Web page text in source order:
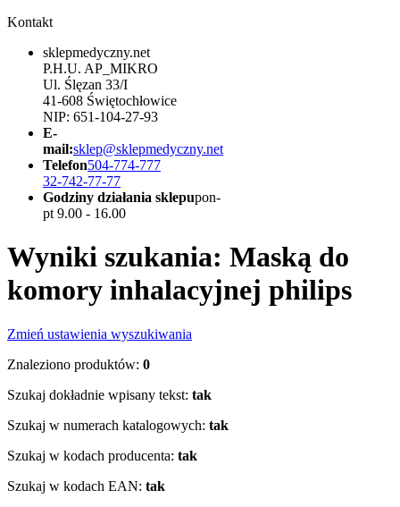
Kontakt
sklepmedyczny.net
P.H.U. AP_MIKRO
Ul. Ślęzan 33/I
41-608 Świętochłowice
NIP: 651-104-27-93
E-
mail:sklep@sklepmedyczny.net
Telefon504-774-777
32-742-77-77
Godziny działania sklepupon-
pt 9.00 - 16.00
Wyniki szukania: Maską do
komory inhalacyjnej philips
Zmień ustawienia wyszukiwania
Znaleziono produktów: 0
Szukaj dokładnie wpisany tekst: tak
Szukaj w numerach katalogowych: tak
Szukaj w kodach producenta: tak
Szukaj w kodach EAN: tak